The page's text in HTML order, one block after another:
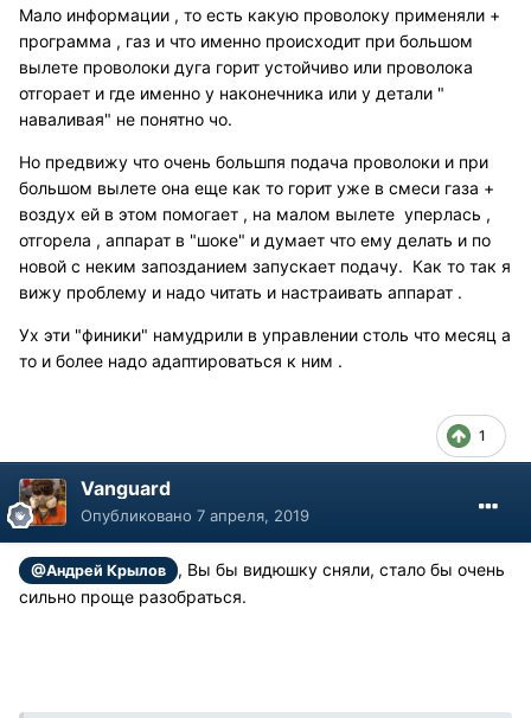
Мало информации , то есть какую проволоку применяли +
программа , газ и что именно происходит при большом
вылете проволоки дуга горит устойчиво или проволока
отгорает и где именно у наконечника или у детали "
наваливая" не понятно чо.
Но предвижу что очень большпя подача проволоки и при
большом вылете она еще как то горит уже в смеси газа +
воздух ей в этом помогает , на малом вылете уперлась ,
отгорела , аппарат в "шоке" и думает что ему делать и по
новой с неким запозданием запускает подачу. Как то так я
вижу проблему и надо читать и настраивать аппарат .
Ух эти "финики" намудрили в управлении столь что месяц а
то и более надо адаптироваться к ним .
1
Vanguard
Опубликовано 7 апреля, 2019
@Андрей Крылов
, Вы бы видюшку сняли, стало бы очень
сильно проще разобраться.